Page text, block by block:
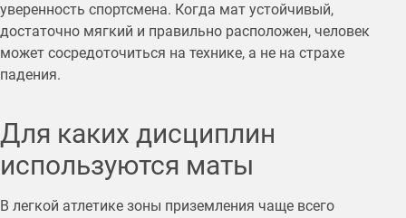
уверенность спортсмена. Когда мат устойчивый,
достаточно мягкий и правильно расположен, человек
может сосредоточиться на технике, а не на страхе
падения.
Для каких дисциплин
используются маты
В легкой атлетике зоны приземления чаще всего